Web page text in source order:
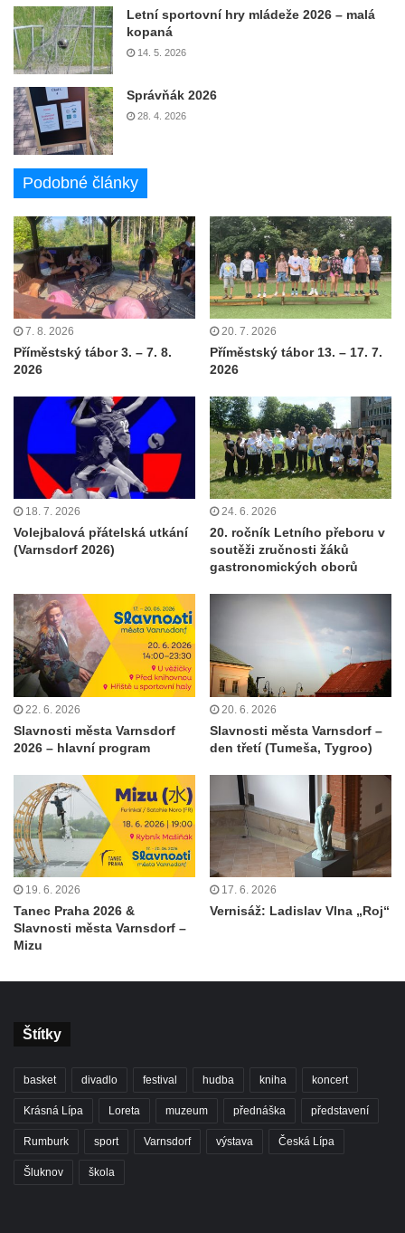
Letní sportovní hry mládeže 2026 – malá
kopaná
14. 5. 2026
Správňák 2026
28. 4. 2026
Podobné články
7. 8. 2026
Příměstský tábor 3. – 7. 8.
2026
20. 7. 2026
Příměstský tábor 13. – 17. 7.
2026
18. 7. 2026
Volejbalová přátelská utkání
(Varnsdorf 2026)
24. 6. 2026
20. ročník Letního přeboru v
soutěži zručnosti žáků
gastronomických oborů
22. 6. 2026
Slavnosti města Varnsdorf
2026 – hlavní program
20. 6. 2026
Slavnosti města Varnsdorf –
den třetí (Tumeša, Tygroo)
19. 6. 2026
Tanec Praha 2026 &
Slavnosti města Varnsdorf –
Mizu
17. 6. 2026
Vernisáž: Ladislav Vlna „Roj“
Štítky
basket divadlo festival hudba kniha koncert
Krásná Lípa Loreta muzeum přednáška představení
Rumburk sport Varnsdorf výstava Česká Lípa
Šluknov škola